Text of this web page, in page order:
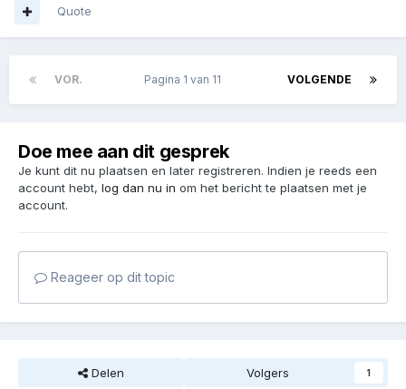
Quote
VOR. VOLGENDE
Pagina 1 van 11
Doe mee aan dit gesprek
Je kunt dit nu plaatsen en later registreren. Indien je reeds een
account hebt, log dan nu in om het bericht te plaatsen met je
account.
Reageer op dit topic
Delen Volgers 1